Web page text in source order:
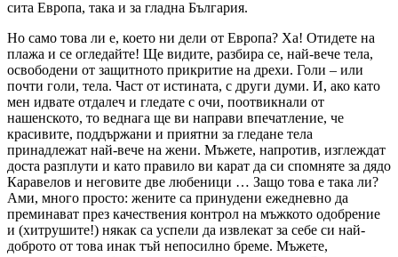
сита Европа, така и за гладна България.
Но само това ли е, което ни дели от Европа? Ха! Отидете на
плажа и се огледайте! Ще видите, разбира се, най-вече тела,
освободени от защитното прикритие на дрехи. Голи – или
почти голи, тела. Част от истината, с други думи. И, ако като
мен идвате отдалеч и гледате с очи, поотвикнали от
нашенското, то веднага ще ви направи впечатление, че
красивите, поддържани и приятни за гледане тела
принадлежат най-вече на жени. Мъжете, напротив, изглеждат
доста разплути и като правило ви карат да си спомняте за дядо
Каравелов и неговите две любеници … Защо това е така ли?
Ами, много просто: жените са принудени ежедневно да
преминават през качествения контрол на мъжкото одобрение
и (хитрушите!) някак са успели да извлекат за себе си най-
доброто от това инак тъй непосилно бреме. Мъжете,